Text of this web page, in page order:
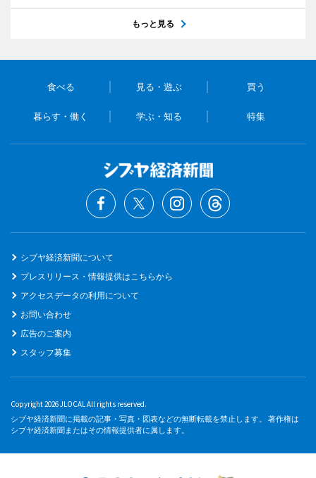
もっと見る
食べる 見る・遊ぶ 買う
暮らす・働く 学ぶ・知る 特集
シブヤ経済新聞について
プレスリリース・情報提供はこちらから
アクセスデータの利用について
お問い合わせ
広告のご案内
スタッフ募集
Copyright 2026 JLOCAL All rights reserved.
シブヤ経済新聞に掲載の記事・写真・図表などの無断転載を禁止します。 著作権は
シブヤ経済新聞またはその情報提供者に属します。